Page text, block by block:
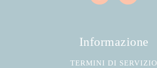
Informazione
TERMINI DI SERVIZIO